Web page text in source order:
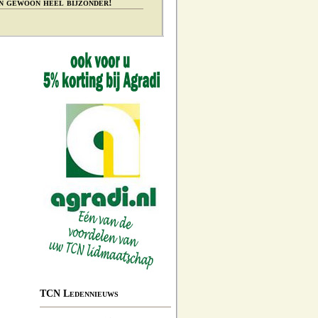
gewoon heel bijzonder!
TCN Ledennieuws